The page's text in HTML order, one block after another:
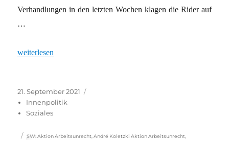
Verhandlungen in den letzten Wochen klagen die Rider auf
…
„Management „spielt auf Zeit““
weiterlesen
Veröffentlicht
am
21. September 2021
Innenpolitik
Soziales
Schlagwörter
SW: Aktion Arbeitsunrecht ,André Koletzki Aktion Arbeitsunrecht